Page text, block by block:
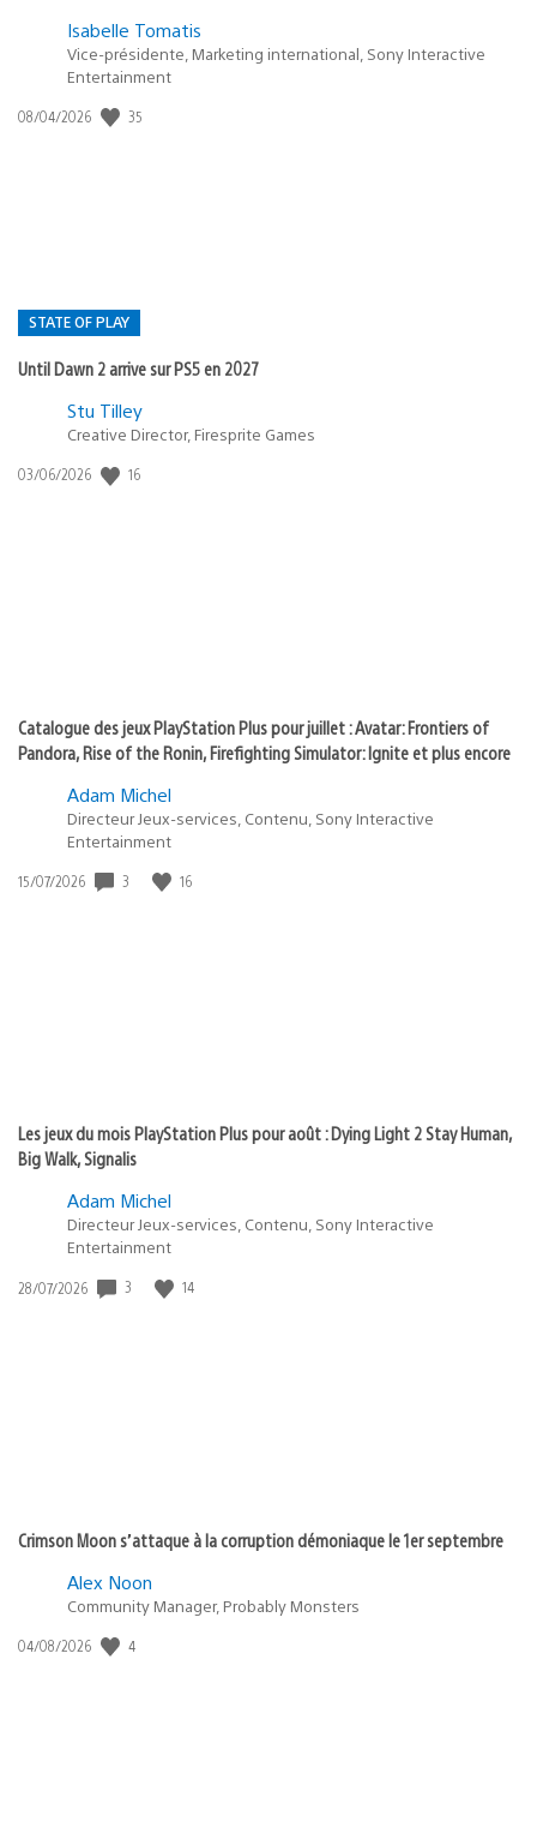
Isabelle Tomatis
Vice-présidente, Marketing international, Sony Interactive
Entertainment
Date
08/04/2026 35
STATE OF PLAY
Until Dawn 2 arrive sur PS5 en 2027
Postée
:
Stu Tilley
Creative Director, Firesprite Games
Date
03/06/2026 16
Catalogue des jeux PlayStation Plus pour juillet : Avatar: Frontiers of
Pandora, Rise of the Ronin, Firefighting Simulator: Ignite et plus encore
Adam Michel
Directeur Jeux-services, Contenu, Sony Interactive
Entertainment
Date
15/07/2026 3 16
Les jeux du mois PlayStation Plus pour août : Dying Light 2 Stay Human,
Big Walk, Signalis
Adam Michel
Directeur Jeux-services, Contenu, Sony Interactive
Entertainment
Date
28/07/2026 3 14
Crimson Moon s’attaque à la corruption démoniaque le 1er septembre
Alex Noon
Community Manager, Probably Monsters
Date
04/08/2026 4